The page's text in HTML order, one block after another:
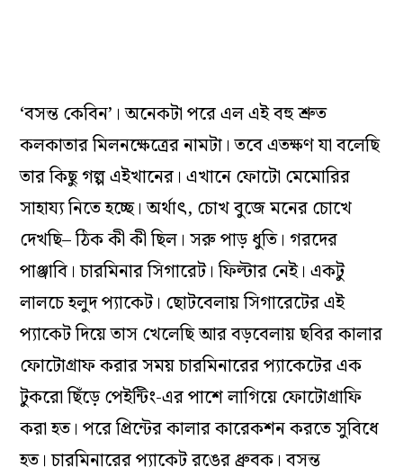
‘বসন্ত কেবিন’। অনেকটা পরে এল এই বহু শ্রুত
কলকাতার মিলনক্ষেত্রের নামটা। তবে এতক্ষণ যা বলেছি
তার কিছু গল্প এইখানের। এখানে ফোটো মেমোরির
সাহায্য নিতে হচ্ছে। অর্থাৎ, চোখ বুজে মনের চোখে
দেখছি– ঠিক কী কী ছিল। সরু পাড় ধুতি। গরদের
পাঞ্জাবি। চারমিনার সিগারেট। ফিল্টার নেই। একটু
লালচে হলুদ প্যাকেট। ছোটবেলায় সিগারেটের এই
প্যাকেট দিয়ে তাস খেলেছি আর বড়বেলায় ছবির কালার
ফোটোগ্রাফ করার সময় চারমিনারের প্যাকেটের এক
টুকরো ছিঁড়ে পেইন্টিং-এর পাশে লাগিয়ে ফোটোগ্রাফি
করা হত। পরে প্রিন্টের কালার কারেকশন করতে সুবিধে
হত। চারমিনারের প্যাকেট রঙের ধ্রুবক। বসন্ত